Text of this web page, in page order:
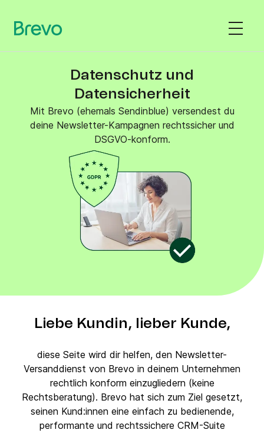
Datenschutz und
Datensicherheit
Mit Brevo (ehemals Sendinblue) versendest du
deine Newsletter-Kampagnen rechtssicher und
DSGVO-konform.
Liebe Kundin, lieber Kunde,
diese Seite wird dir helfen, den Newsletter-
Versanddienst von Brevo in deinem Unternehmen
rechtlich konform einzugliedern (keine
Rechtsberatung). Brevo hat sich zum Ziel gesetzt,
seinen Kund:innen eine einfach zu bedienende,
performante und rechtssichere CRM-Suite